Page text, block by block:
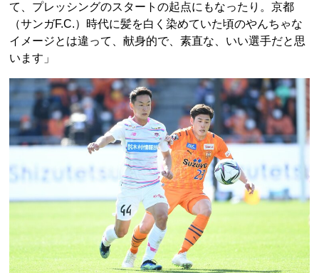
て、プレッシングのスタートの起点にもなったり。京都
（サンガF.C.）時代に髪を白く染めていた頃のやんちゃな
イメージとは違って、献身的で、素直な、いい選手だと思
います」